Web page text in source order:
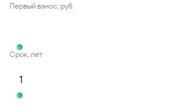
Первый взнос, руб.
Срок, лет